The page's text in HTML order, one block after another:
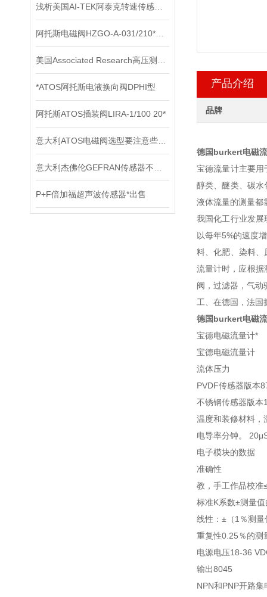
*ATOS阿托斯电液换向阀DPHI型
阿托斯ATOS插装阀LIRA-1/100 20*
P+F倍加福超声波传感器*出售
产品介绍
品牌
德国burkert电磁
宝德流量计主要
醇类、醚类、碳
液体流
我国化工行业发
以每年5%的速度
料、化肥、染料
流量计时，应根
阀，过滤器，气
工、在德国，法
德国burkert电磁
宝
宝德电磁流量计
流体压力
PVDF传感器版本
不锈钢传感器版本
温度和装修材料，
电导率分钟。
电子模块的数据
准确性
教，手工作品校准
标准K系数±测量
线性：±（1％测
重复性0.25％的测
电源电压18-36
输出8045
NPN和PNP开路集